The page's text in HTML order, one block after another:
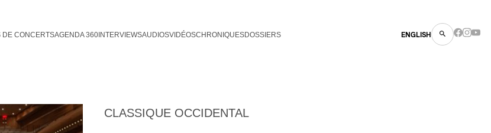
DE CONCERTSAGENDA 360INTERVIEWSAUDIOSVIDÉOSCHRONIQUESDOSSIERS ENGLISH
CLASSIQUE OCCIDENTAL